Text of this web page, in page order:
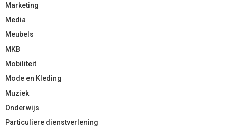
Marketing
Media
Meubels
MKB
Mobiliteit
Mode en Kleding
Muziek
Onderwijs
Particuliere dienstverlening